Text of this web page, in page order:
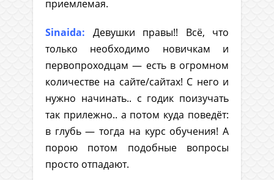
приемлемая.
Sinaida: Девушки правы!! Всё, что
только необходимо новичкам и
первопроходцам — есть в огромном
количестве на сайте/сайтах! С него и
нужно начинать.. с годик поизучать
так прилежно.. а потом куда поведёт:
в глубь — тогда на курс обучения! А
порою потом подобные вопросы
просто отпадают.